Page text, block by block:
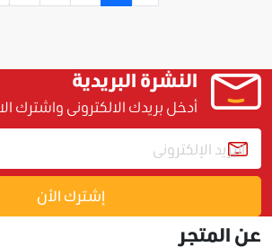
النشرة البريدية
أدخل بريدك الالكترونى واشترك
إشترك الأن
عن المتجر